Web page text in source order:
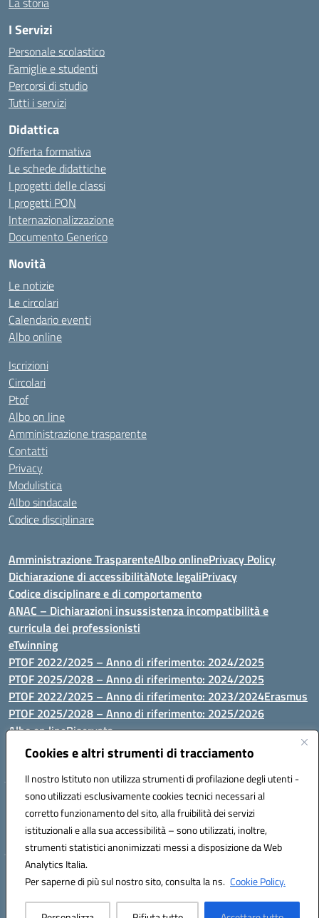
Cookies e altri strumenti di tracciamento
Il nostro Istituto non utilizza strumenti di profilazione degli utenti -
sono utilizzati esclusivamente cookies tecnici necessari al
corretto funzionamento del sito, alla fruibilità dei servizi
istituzionali e alla sua accessibilità – sono utilizzati, inoltre,
strumenti statistici anonimizzati messi a disposizione da Web
Analytics Italia.
Per saperne di più sul nostro sito, consulta la ns. Cookie Policy.
I Servizi
Personale scolastico
Famiglie e studenti
Percorsi di studio
Tutti i servizi
Didattica
Offerta formativa
Le schede didattiche
I progetti delle classi
I progetti PON
Internazionalizzazione
Documento Generico
Novità
Le notizie
Le circolari
Calendario eventi
Albo online
Iscrizioni
Circolari
Ptof
Albo on line
Amministrazione trasparente
Contatti
Privacy
Modulistica
Albo sindacale
Codice disciplinare
Amministrazione TrasparenteAlbo onlinePrivacy Policy
Dichiarazione di accessibilitàNote legaliPrivacy
Codice disciplinare e di comportamento
ANAC – Dichiarazioni insussistenza incompatibilità e
curricula dei professionisti
eTwinning
PTOF 2022/2025 – Anno di riferimento: 2024/2025
PTOF 2025/2028 – Anno di riferimento: 2024/2025
PTOF 2022/2025 – Anno di riferimento: 2023/2024Erasmus
PTOF 2025/2028 – Anno di riferimento: 2025/2026
Albo on lineRiservata
P.N. Dotazione di attrezzature per le palestre
Via Luna e Sole, 44 07100, Sassari - Tel 079293287 - Fax 0793764116
- Mail: ssvc010009@istruzione.it - PEC: ssvc010009@pec.istruzione.it
- C.F. / P.IVA Convitto 80000150906 - C.F. Scuole 92073300904
Hosting & Powered by 3D Solution S.r.l.
Concept & Design by Designers Italia